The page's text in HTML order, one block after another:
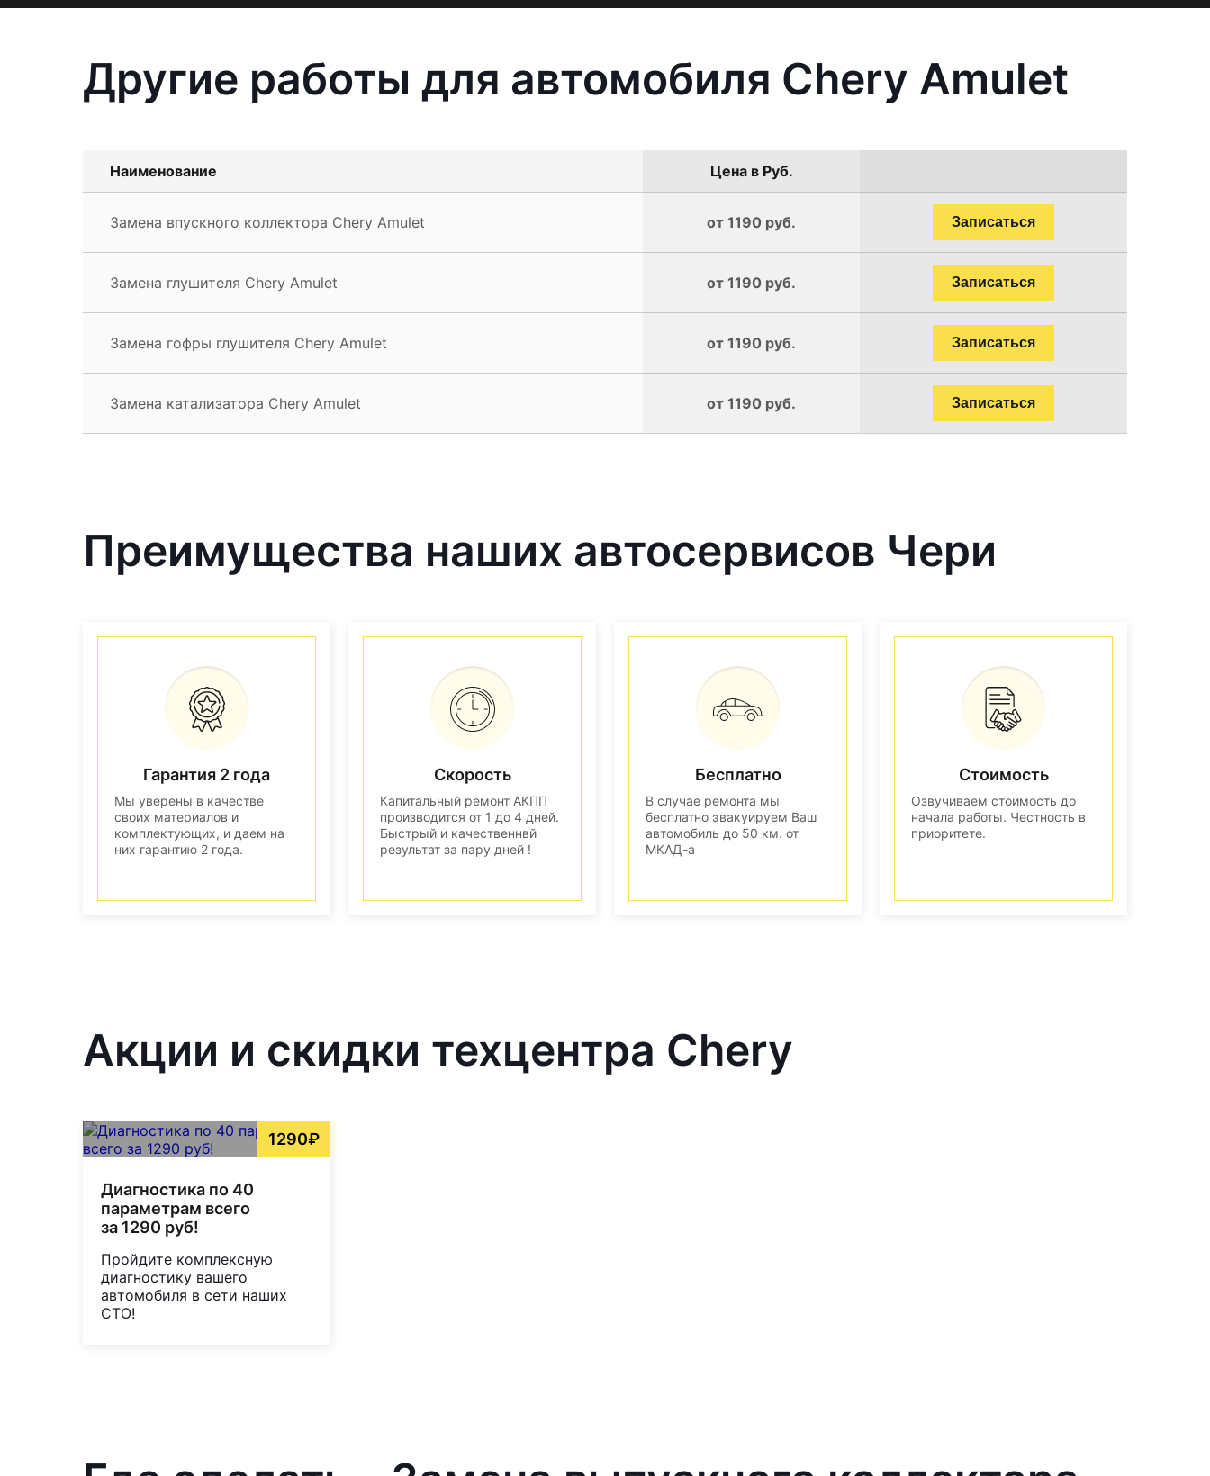
Другие работы для автомобиля Chery Amulet
Наименование Цена в Руб.
Замена впускного коллектора Chery Amulet от 1190 руб. Записаться
Замена глушителя Chery Amulet от 1190 руб. Записаться
Замена гофры глушителя Chery Amulet от 1190 руб. Записаться
Замена катализатора Chery Amulet от 1190 руб. Записаться
Преимущества наших автосервисов Чери
Гарантия 2 года
Мы уверены в качестве
своих материалов и
комплектующих, и даем на
них гарантию 2 года.
Скорость
Капитальный ремонт АКПП
производится от 1 до 4 дней.
Быстрый и качественнвй
результат за пару дней !
Бесплатно
В случае ремонта мы
бесплатно эвакуируем Ваш
автомобиль до 50 км. от
МКАД-а
Стоимость
Озвучиваем стоимость до
начала работы. Честность в
приоритете.
Акции и скидки техцентра Chery
1290₽
Диагностика по 40
параметрам всего
за 1290 руб!
Пройдите комплексную
диагностику вашего
автомобиля в сети наших
СТО!